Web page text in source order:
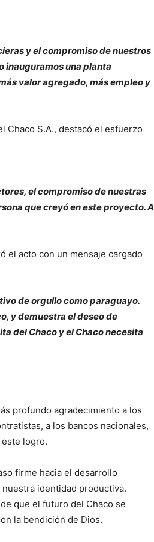
y el compromiso de nuestros
inauguramos una planta
valor agregado, más empleo y
Chaco S.A., destacó el esfuerzo
el compromiso de nuestras
que creyó en este proyecto. A
el acto con un mensaje cargado
de orgullo como paraguayo.
y demuestra el deseo de
del Chaco y el Chaco necesita
profundo agradecimiento a los
a los bancos nacionales,
logro.
firme hacia el desarrollo
identidad productiva.
que el futuro del Chaco se
la bendición de Dios.